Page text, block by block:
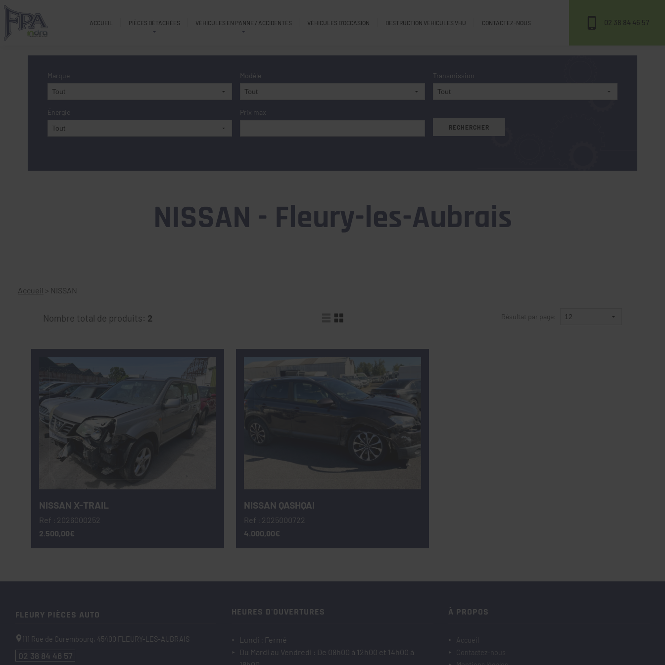
ACCUEIL PIÈCES DÉTACHÉES VÉHICULES EN PANNE / ACCIDENTÉS VÉHICULES D'OCCASION DESTRUCTION VÉHICULES VHU CONTACTEZ-NOUS 02 38 84 46 57
Marque
Énergie
Modèle
Prix max
Transmission
NISSAN - Fleury-les-Aubrais
Accueil > NISSAN
Nombre total de produits: 2 Résultat par page:
NISSAN X-TRAIL
Ref : 2026000252
2.500,00€
NISSAN QASHQAI
Ref : 2025000722
4.000,00€
FLEURY PIÈCES AUTO
111 Rue de Curembourg, 45400 FLEURY-LES-AUBRAIS
02 38 84 46 57
HEURES D'OUVERTURES
Lundi : Fermé
Du Mardi au Vendredi : De 08h00 à 12h00 et 14h00 à
À PROPOS
Accueil
Contactez-nous